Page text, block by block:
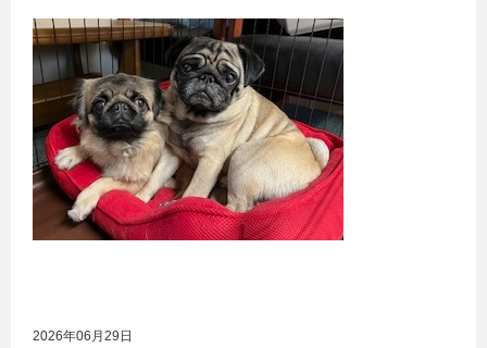
2026年06月29日